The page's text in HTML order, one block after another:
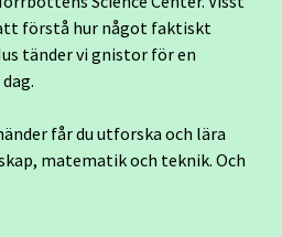
förstå hur något faktiskt
tänder vi gnistor för en
får du utforska och lära
matematik och teknik. Och